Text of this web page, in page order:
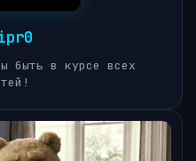
быть в курсе всех